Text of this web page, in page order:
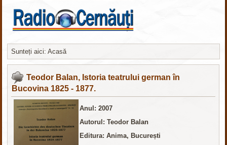
Sunteți aici:Acasă
Teodor Balan, Istoria teatrului german în
Bucovina 1825 - 1877.
Anul: 2007
Autorul: Teodor Balan
Editura: Anima, București